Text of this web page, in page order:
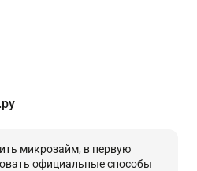
микрозайм, в первую
официальные способы